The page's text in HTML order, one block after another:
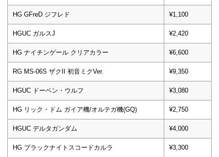
HG GFreD ジフレド ¥1,100
HGUC ガルスJ ¥2,420
HG ナイチンゲール クリアカラー ¥6,600
RG MS-06S ザクII 初音ミクVer. ¥9,350
HGUC ドーベン・ウルフ ¥3,080
HG リック・ドム ガイア機/オルテガ機(GQ) ¥2,750
HGUC デルタガンダム ¥4,000
HG ブラックナイトスコードカルラ ¥3,300